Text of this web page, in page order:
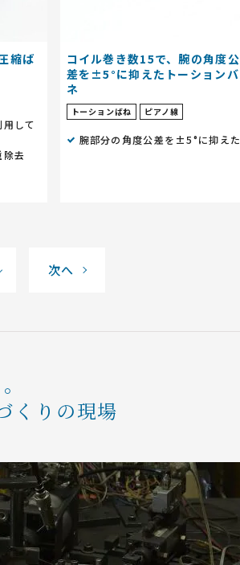
縮ば
して
去
コイル巻き数15で、腕の角度公
差を±5°に抑えたトーションバ
ネ
トーションばね ピアノ線
腕部分の角度公差を±5°に抑えた
次へ
くりの現場